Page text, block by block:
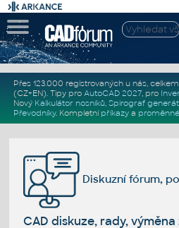
Přes 123.000 registrovaných u nás, celkem
(CZ+EN). Tipy pro AutoCAD 2027, pro
Nový Kalkulátor nosníků, Spirograf
Převodníky. Kompletní příkazya
Diskuzní fórum,
CAD diskuze, rady,